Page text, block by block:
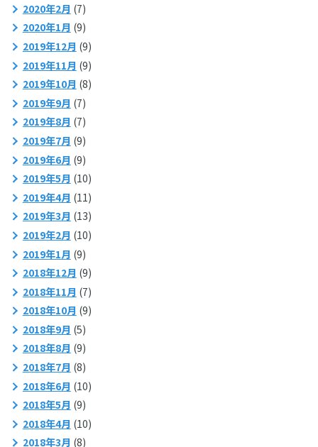
2020年2月 (7)
2020年1月 (9)
2019年12月 (9)
2019年11月 (9)
2019年10月 (8)
2019年9月 (7)
2019年8月 (7)
2019年7月 (9)
2019年6月 (9)
2019年5月 (10)
2019年4月 (11)
2019年3月 (13)
2019年2月 (10)
2019年1月 (9)
2018年12月 (9)
2018年11月 (7)
2018年10月 (9)
2018年9月 (5)
2018年8月 (9)
2018年7月 (8)
2018年6月 (10)
2018年5月 (9)
2018年4月 (10)
2018年3月 (8)